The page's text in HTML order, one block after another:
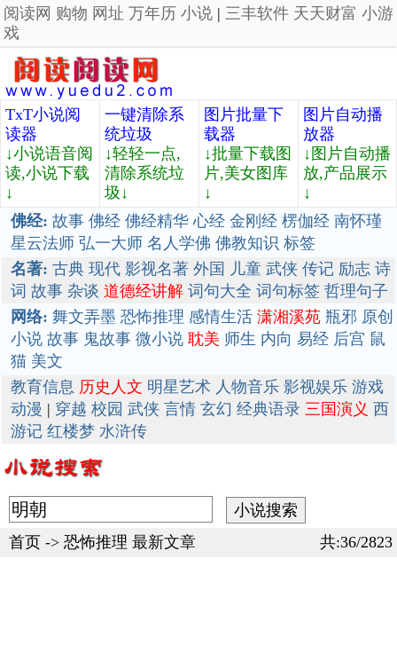
阅读网 购物 网址 万年历 小说 | 三丰软件 天天财富 小游
戏
TxT小说阅
读器
↓小说语音阅
读,小说下载
↓
一键清除系
统垃圾
↓轻轻一点,
清除系统垃
圾↓
图片批量下
载器
↓批量下载图
片,美女图库
↓
图片自动播
放器
↓图片自动播
放,产品展示
↓
佛经: 故事 佛经 佛经精华 心经 金刚经 楞伽经 南怀瑾
星云法师 弘一大师 名人学佛 佛教知识 标签
名著: 古典 现代 影视名著 外国 儿童 武侠 传记 励志 诗
词 故事 杂谈 道德经讲解 词句大全 词句标签 哲理句子
网络: 舞文弄墨 恐怖推理 感情生活 潇湘溪苑 瓶邪 原创
小说 故事 鬼故事 微小说 耽美 师生 内向 易经 后宫 鼠
猫 美文
教育信息 历史人文 明星艺术 人物音乐 影视娱乐 游戏
动漫 | 穿越 校园 武侠 言情 玄幻 经典语录 三国演义 西
游记 红楼梦 水浒传
首页 -> 恐怖推理 最新文章 共:36/2823